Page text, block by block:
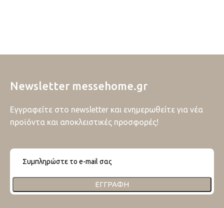
Newsletter messehome.gr
Εγγραφείτε στο newsletter και ενημερωθείτε για νέα
προϊόντα και αποκλειστικές προσφορές!
ΕΓΓΡΑΦΉ